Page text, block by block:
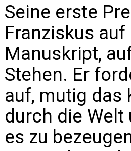
Seine erste
Franziskus
Manuskript,
Stehen. Er
auf, mutig das
durch die Welt
es zu